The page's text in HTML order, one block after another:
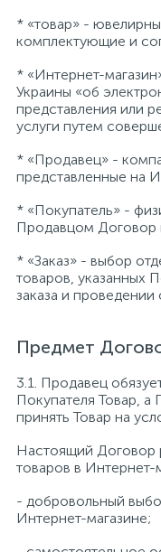
* «товар» -
комплектующие и
* «Интернет-
Украины «об
представления или
услуги путем
* «Продавец» -
представленные на
* «Покупатель» -
Продавцом Договор
* «Заказ» - выбор
товаров, указанных
заказа и проведении
Предмет
3.1. Продавец
Покупателя Товар, а
принять Товар на
Настоящий Договор
товаров в Интернет-
- добровольный
Интернет-магазине;